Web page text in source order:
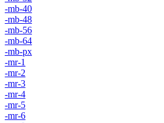
-mb-40
-mb-48
-mb-56
-mb-64
-mb-px
-mr-1
-mr-2
-mr-3
-mr-4
-mr-5
-mr-6